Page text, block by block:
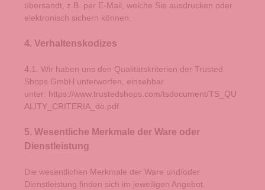
übersandt, z.B. per E-Mail, welche Sie ausdrucken oder
elektronisch sichern können.
4. Verhaltenskodizes
4.1. Wir haben uns den Qualitätskriterien der Trusted
Shops GmbH unterworfen, einsehbar
unter: https://www.trustedshops.com/tsdocument/TS_QU
ALITY_CRITERIA_de.pdf
5. Wesentliche Merkmale der Ware oder
Dienstleistung
Die wesentlichen Merkmale der Ware und/oder
Dienstleistung finden sich im jeweiligen Angebot.